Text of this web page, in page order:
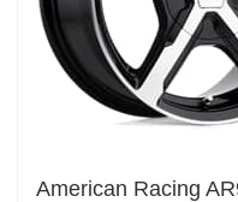
American Racing